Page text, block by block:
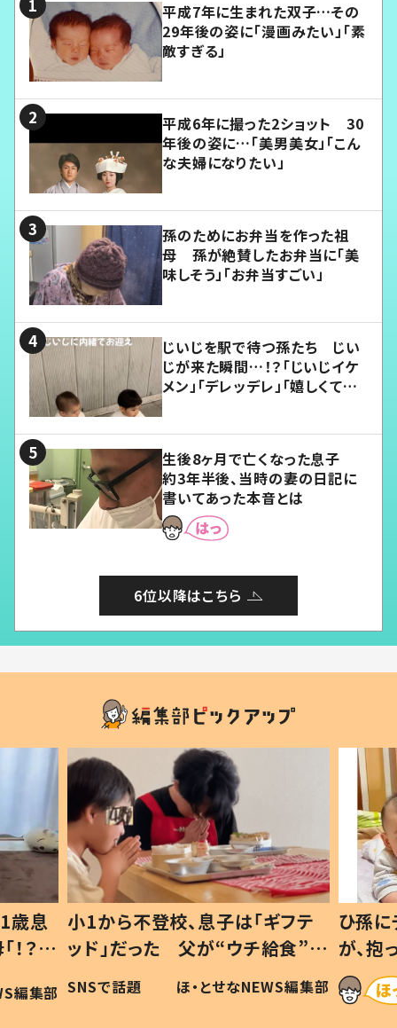
平成7年に生まれた双子…その
29年後の姿に「漫画みたい」「素
敵すぎる」
平成6年に撮った2ショット 30
年後の姿に…「美男美女」「こん
な夫婦になりたい」
孫のためにお弁当を作った祖
母 孫が絶賛したお弁当に「美
味しそう」「お弁当すごい」
じいじを駅で待つ孫たち じい
じが来た瞬間…！？「じいじイケ
メン」「デレッデレ」「嬉しくて可
生後8ヶ月で亡くなった息子
約3年半後、当時の妻の日記に
書いてあった本音とは
6位以降はこちら
歳息
？」
編集部
小1から不登校、息子は「ギフテ
ッド」だった 父が“ウチ給食”を
作り続ける理由とは #令和の親
#令和の子
SNSで話題 ほ・とせなNEWS編集部
ひ孫
が、
「涙が
い」